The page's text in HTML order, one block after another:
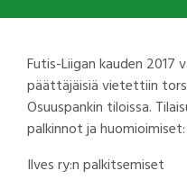
Futis-Liigan kauden 2017
päättäjäisiä vietettiin
Osuuspankin tiloissa.
palkinnot ja huomioimiset:
Ilves ry:n palkitsemiset